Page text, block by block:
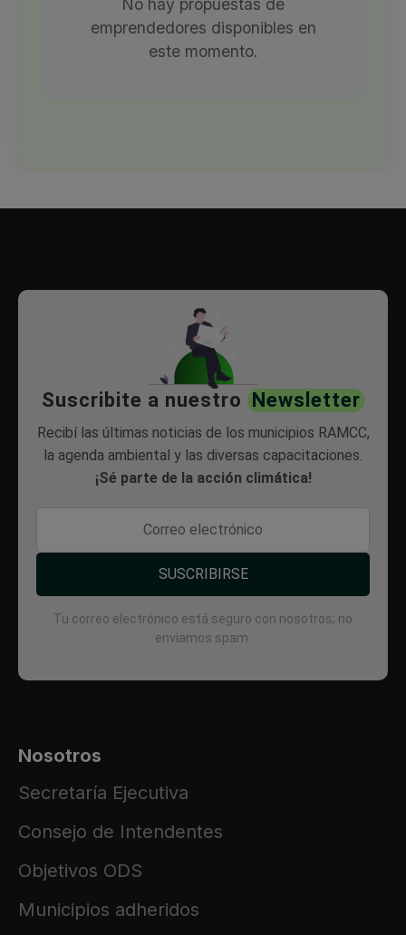
No hay propuestas de
emprendedores disponibles en
este momento.
Suscribite a nuestro Newsletter
Recibí las últimas noticias de los municipios RAMCC,
la agenda ambiental y las diversas capacitaciones.
¡Sé parte de la acción climática!
SUSCRIBIRSE
Tu correo electrónico está seguro con nosotros; no
enviamos spam.
Nosotros
Secretaría Ejecutiva
Consejo de Intendentes
Objetivos ODS
Municipios adheridos